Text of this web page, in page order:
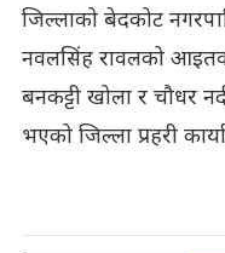
जिल्लाको बेदकोट
नवलसिंह रावलको
बनकट्टी खोला र चौधर
भएको जिल्ला प्रहरी